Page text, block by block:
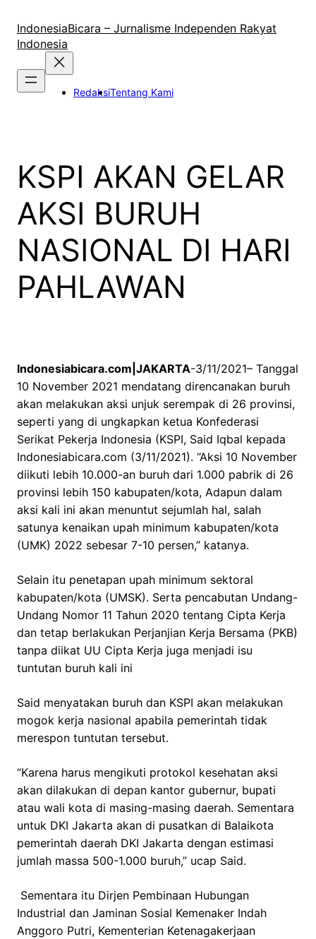
konten
IndonesiaBicara – Jurnalisme Independen Rakyat
Indonesia
RedaksiTentang Kami
KSPI AKAN GELAR
AKSI BURUH
NASIONAL DI HARI
PAHLAWAN
Indonesiabicara.com|JAKARTA-3/11/2021– Tanggal
10 November 2021 mendatang direncanakan buruh
akan melakukan aksi unjuk serempak di 26 provinsi,
seperti yang di ungkapkan ketua Konfederasi
Serikat Pekerja Indonesia (KSPI, Said Iqbal kepada
Indonesiabicara.com (3/11/2021). “Aksi 10 November
diikuti lebih 10.000-an buruh dari 1.000 pabrik di 26
provinsi lebih 150 kabupaten/kota, Adapun dalam
aksi kali ini akan menuntut sejumlah hal, salah
satunya kenaikan upah minimum kabupaten/kota
(UMK) 2022 sebesar 7-10 persen,” katanya.
Selain itu penetapan upah minimum sektoral
kabupaten/kota (UMSK). Serta pencabutan Undang-
Undang Nomor 11 Tahun 2020 tentang Cipta Kerja
dan tetap berlakukan Perjanjian Kerja Bersama (PKB)
tanpa diikat UU Cipta Kerja juga menjadi isu
tuntutan buruh kali ini
Said menyatakan buruh dan KSPI akan melakukan
mogok kerja nasional apabila pemerintah tidak
merespon tuntutan tersebut.
“Karena harus mengikuti protokol kesehatan aksi
akan dilakukan di depan kantor gubernur, bupati
atau wali kota di masing-masing daerah. Sementara
untuk DKI Jakarta akan di pusatkan di Balaikota
pemerintah daerah DKI Jakarta dengan estimasi
jumlah massa 500-1.000 buruh,” ucap Said.
Sementara itu Dirjen Pembinaan Hubungan
Industrial dan Jaminan Sosial Kemenaker Indah
Anggoro Putri, Kementerian Ketenagakerjaan